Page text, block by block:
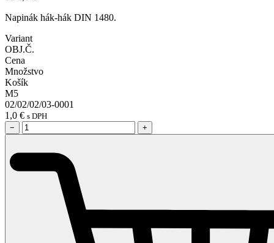
Napinák hák-hák DIN 1480.
Variant
OBJ.Č.
Cena
Množstvo
Košík
M5
02/02/02/03-0001
1,0 € s DPH
−
+